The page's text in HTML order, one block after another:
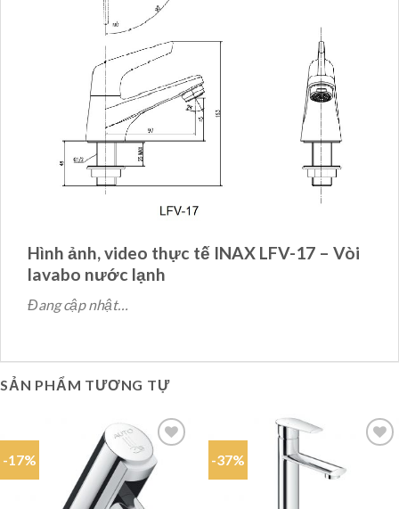
Hình ảnh, video thực tế INAX LFV-17 – Vòi
lavabo nước lạnh
Đang cập nhật…
SẢN PHẨM TƯƠNG TỰ
-17% -37%